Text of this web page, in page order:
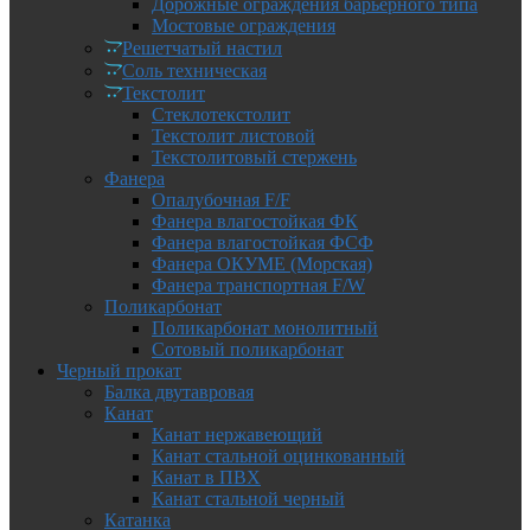
Дорожные ограждения барьерного типа
Мостовые ограждения
Решетчатый настил
Соль техническая
Текстолит
Стеклотекстолит
Текстолит листовой
Текстолитовый стержень
Фанера
Опалубочная F/F
Фанера влагостойкая ФК
Фанера влагостойкая ФСФ
Фанера ОКУМЕ (Морская)
Фанера транспортная F/W
Поликарбонат
Поликарбонат монолитный
Сотовый поликарбонат
Черный прокат
Балка двутавровая
Канат
Канат нержавеющий
Канат стальной оцинкованный
Канат в ПВХ
Канат стальной черный
Катанка